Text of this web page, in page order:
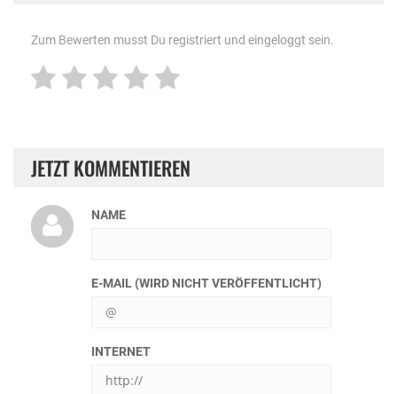
Zum Bewerten musst Du registriert und eingeloggt sein.
JETZT KOMMENTIEREN
NAME
E-MAIL (WIRD NICHT VERÖFFENTLICHT)
INTERNET